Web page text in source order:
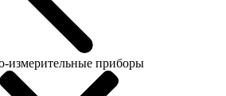
измерительные приборы